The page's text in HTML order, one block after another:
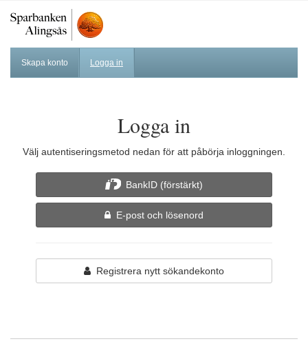
Skapa konto Logga in
Logga in
Välj autentiseringsmetod nedan för att påbörja inloggningen.
BankID (förstärkt)
E-post och lösenord
Registrera nytt sökandekonto